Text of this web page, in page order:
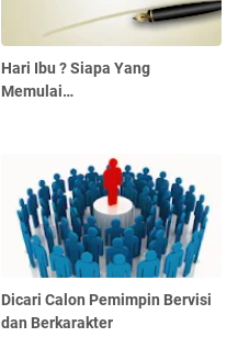
Hari Ibu ? Siapa Yang
Memulai…
Dicari Calon Pemimpin Bervisi
dan Berkarakter